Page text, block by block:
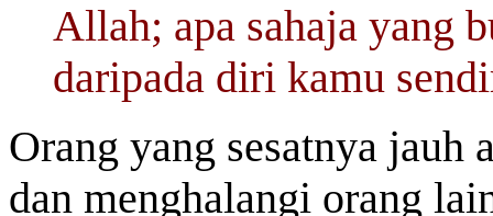
Allah; apa sahaja yang
daripada diri kamu
Orang yang sesatnya jauh
dan menghalangi orang